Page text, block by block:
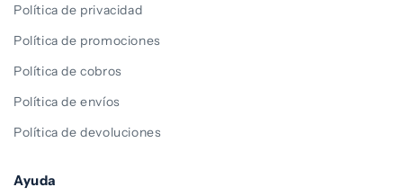
Política de privacidad
Política de promociones
Política de cobros
Política de envíos
Política de devoluciones
Ayuda